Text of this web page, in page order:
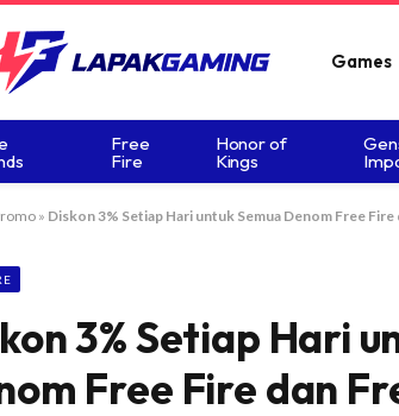
Games
Free
Fire
Honor of
Kings
» Diskon 3% Setiap Hari untuk Semua Denom Free Fire
3% Setiap Hari
Free Fire dan